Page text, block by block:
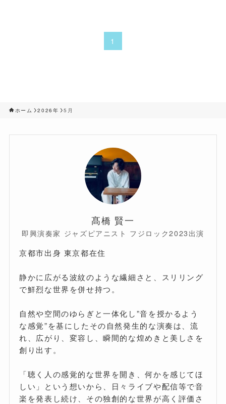
1
ホーム 2026年 5月
髙橋 賢一
即興演奏家 ジャズピアニスト フジロック2023出演
京都市出身 東京都在住
静かに広がる波紋のような繊細さと、スリリング
で鮮烈な世界を併せ持つ。
自然や空間のゆらぎと一体化し”音を授かるよう
な感覚”を基にしたその自然発生的な演奏は、流
れ、広がり、変容し、瞬間的な煌めきと美しさを
創り出す。
「聴く人の感覚的な世界を開き、何かを感じてほ
しい」という想いから、日々ライブや配信等で音
楽を発表し続け、その独創的な世界が高く評価さ